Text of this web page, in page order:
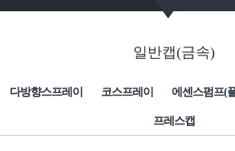
일반캡(금속)
다방향스프레이 코스프레이 에센스펌프(
프레스캡